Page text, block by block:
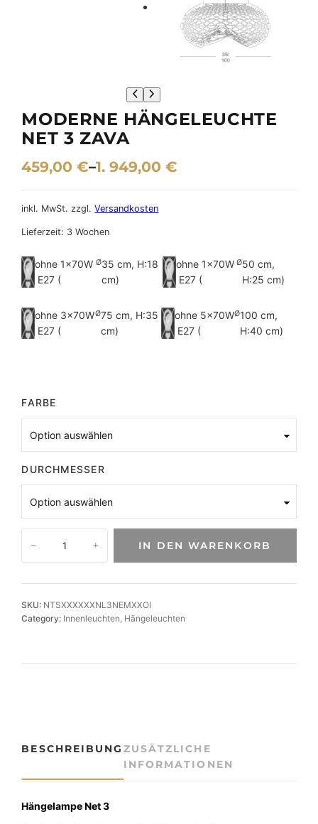
MODERNE HÄNGELEUCHTE
NET 3 ZAVA
459,00€–1. 949,00€
inkl. MwSt. zzgl.Versandkosten
Lieferzeit: 3 Wochen
ohne 1×70W
E27 (
Ø35 cm, H:18
cm)
ohne 1×70W
E27 (
Ø50 cm,
H:25 cm)
ohne 3×70W
E27 (
Ø75 cm, H:35
cm)
ohne 5×70W
E27 (
Ø100 cm,
H:40 cm)
FARBE
DURCHMESSER
e
r
n
ä
u
t
− + IN DEN WARENKORB
SKU: NTSXXXXXXNL3NEMXXOI
Category: Innenleuchten Hängeleuchten
BESCHREIBUNG ZUSÄTZLICHE
INFORMATIONEN
Hängelampe Net 3